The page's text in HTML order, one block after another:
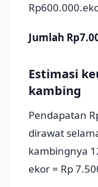
Jumlah
Estimasi
kambing
Pendapatan
dirawat
kambingnya
ekor = Rp